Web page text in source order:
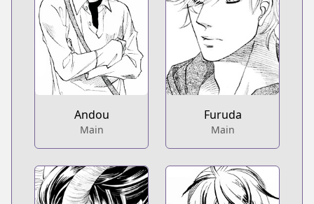
Andou
Main
Furuda
Main